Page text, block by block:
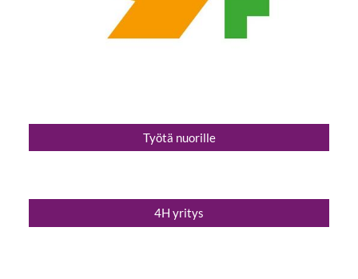
Työtä nuorille
4H yritys